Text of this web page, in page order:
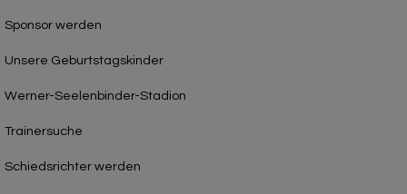
Sponsor werden
Unsere Geburtstagskinder
Werner-Seelenbinder-Stadion
Trainersuche
Schiedsrichter werden